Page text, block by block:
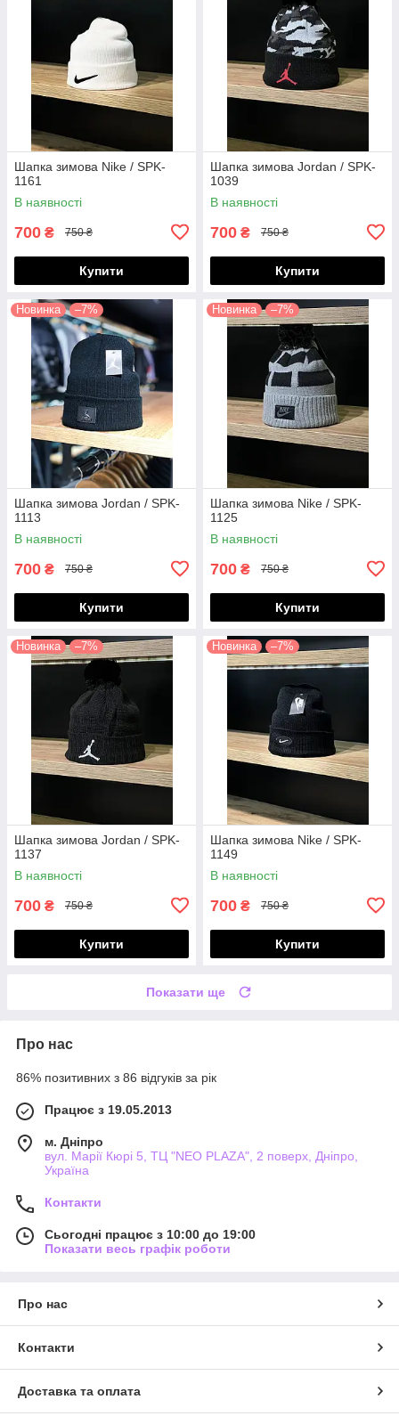
Шапка зимова Nike / SPK-
1161
В наявності
700 ₴ 750 ₴
Купити
Шапка зимова Jordan / SPK-
1039
В наявності
700 ₴ 750 ₴
Купити
Новинка –7%
Шапка зимова Jordan / SPK-
1113
В наявності
700 ₴ 750 ₴
Купити
Новинка –7%
Шапка зимова Nike / SPK-
1125
В наявності
700 ₴ 750 ₴
Купити
Новинка –7%
Шапка зимова Jordan / SPK-
1137
В наявності
700 ₴ 750 ₴
Купити
Новинка –7%
Шапка зимова Nike / SPK-
1149
В наявності
700 ₴ 750 ₴
Купити
Показати ще
Про нас
86% позитивних з 86 відгуків за рік
Працює з 19.05.2013
м. Дніпро
вул. Марії Кюрі 5, ТЦ "NEO PLAZA", 2 поверх, Дніпро,
Україна
Контакти
Сьогодні працює з 10:00 до 19:00
Показати весь графік роботи
Про нас
Контакти
Доставка та оплата